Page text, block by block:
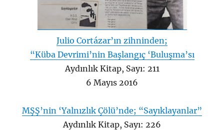
Julio Cortázar’ın zihninden;
“Küba Devrimi’nin Başlangıç ‘Buluşma’sı
Aydınlık Kitap, Sayı: 211
6 Mayıs 2016
MŞŞ’nin ‘Yalnızlık Çölü’nde; “Sayıklayanlar”
Aydınlık Kitap, Sayı: 226